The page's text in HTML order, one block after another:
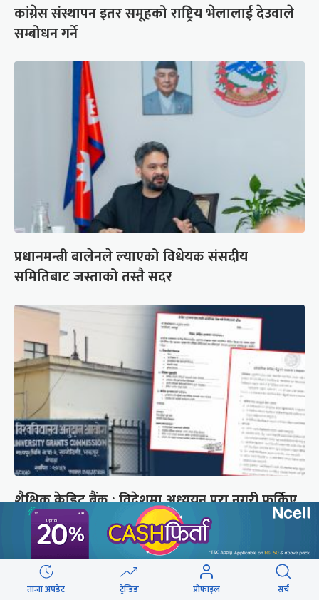
कांग्रेस संस्थापन इतर समूहको राष्ट्रिय भेलालाई देउवाले
सम्बोधन गर्ने
प्रधानमन्त्री बालेनले ल्याएको विधेयक संसदीय
समितिबाट जस्ताको तस्तै सदर
शैक्षिक क्रेडिट बैंक : विदेशमा अध्ययन पूरा नगरी फर्किए
नेपालमा निरन्तरता
छुटाउनुभयो कि ?
ताजा अपडेट ट्रेन्डिङ प्रोफाइल सर्च